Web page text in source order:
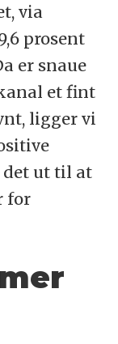
via
prosent
er snaue
et fint
ligger vi
det ut til at
for